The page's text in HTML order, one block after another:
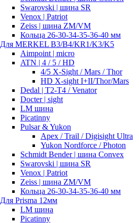
Swarovski | шина SR
Venox | Patriot
Zeiss | шина ZM/VM
Кольца 26-30-34-35-36-40 мм
Для MERKEL B3/B4/KR1/K3/K5
Aimpoint | micro
ATN | 4 / 5 / HD
4/5 X-Sight / Mars / Thor
HD X-sight I+II/Thor/Mars
Dedal | T2-T4 / Venator
Docter | sight
LM шина
Picatinny
Pulsar & Yukon
Apex / Trail / Digisight Ultra
Yukon Nordforce / Photon
Schmidt Bender | шина Convex
Swarovski | шина SR
Venox | Patriot
Zeiss | шина ZM/VM
Кольца 26-30-34-35-36-40 мм
Для Prisma 12мм
LM шина
Picatinny